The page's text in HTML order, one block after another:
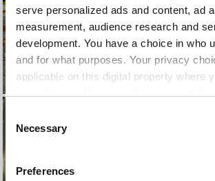
serve personalized ads and content, ad
measurement, audience research and
development. You have a choice in who
and for what purposes. Your privacy
applicable on this digital property where
the Privacy trigger icon.
Collect information about your
Selection
Necessary
Preferences